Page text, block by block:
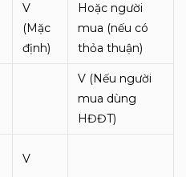
V
(Mặc
định)
Hoặc người
mua (nếu có
thỏa thuận)
V (Nếu người
mua dùng
HĐĐT)
V